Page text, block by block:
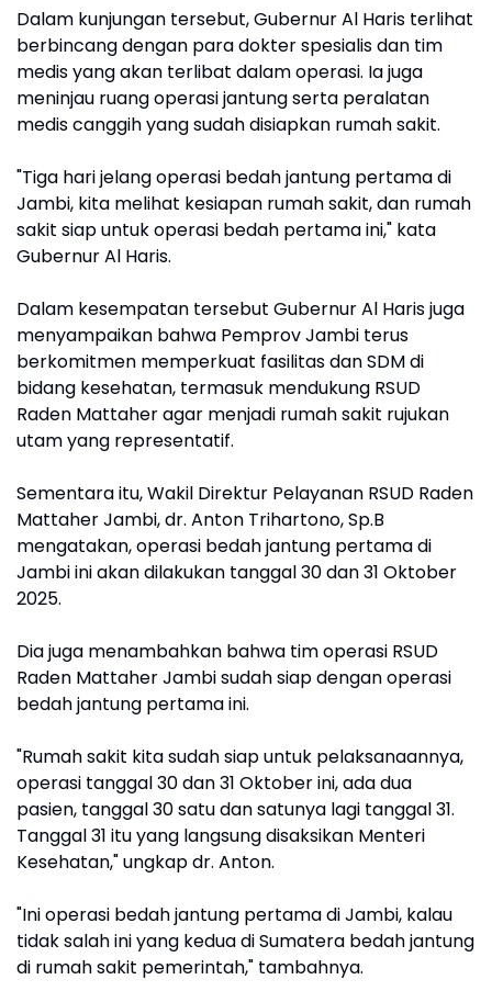
Dalam kunjungan tersebut, Gubernur Al Haris terlihat
berbincang dengan para dokter spesialis dan tim
medis yang akan terlibat dalam operasi. Ia juga
meninjau ruang operasi jantung serta peralatan
medis canggih yang sudah disiapkan rumah sakit.
"Tiga hari jelang operasi bedah jantung pertama di
Jambi, kita melihat kesiapan rumah sakit, dan rumah
sakit siap untuk operasi bedah pertama ini," kata
Gubernur Al Haris.
Dalam kesempatan tersebut Gubernur Al Haris juga
menyampaikan bahwa Pemprov Jambi terus
berkomitmen memperkuat fasilitas dan SDM di
bidang kesehatan, termasuk mendukung RSUD
Raden Mattaher agar menjadi rumah sakit rujukan
utam yang representatif.
Sementara itu, Wakil Direktur Pelayanan RSUD Raden
Mattaher Jambi, dr. Anton Trihartono, Sp.B
mengatakan, operasi bedah jantung pertama di
Jambi ini akan dilakukan tanggal 30 dan 31 Oktober
2025.
Dia juga menambahkan bahwa tim operasi RSUD
Raden Mattaher Jambi sudah siap dengan operasi
bedah jantung pertama ini.
"Rumah sakit kita sudah siap untuk pelaksanaannya,
operasi tanggal 30 dan 31 Oktober ini, ada dua
pasien, tanggal 30 satu dan satunya lagi tanggal 31.
Tanggal 31 itu yang langsung disaksikan Menteri
Kesehatan," ungkap dr. Anton.
"Ini operasi bedah jantung pertama di Jambi, kalau
tidak salah ini yang kedua di Sumatera bedah jantung
di rumah sakit pemerintah," tambahnya.